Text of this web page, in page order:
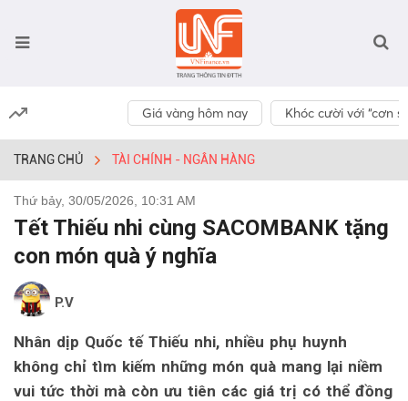
Giá vàng hôm nay Khóc cười với “cơn
TRANG CHỦ TÀI CHÍNH - NGÂN HÀNG
Thứ bảy, 30/05/2026, 10:31 AM
Tết Thiếu nhi cùng SACOMBANK tặng
con món quà ý nghĩa
P.V
Nhân dịp Quốc tế Thiếu nhi, nhiều phụ huynh
không chỉ tìm kiếm những món quà mang lại niềm
vui tức thời mà còn ưu tiên các giá trị có thể đồng